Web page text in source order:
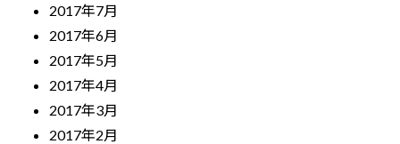
2017年7月
2017年6月
2017年5月
2017年4月
2017年3月
2017年2月